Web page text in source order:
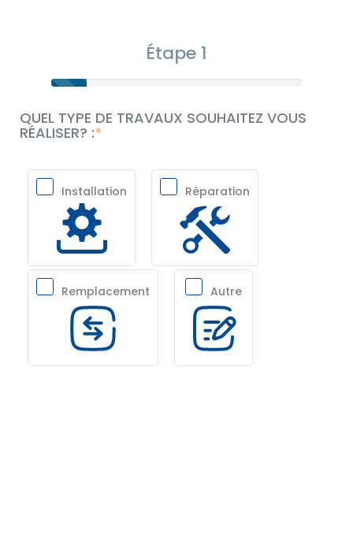
Étape 1
QUEL TYPE DE TRAVAUX SOUHAITEZ VOUS
RÉALISER? :
Installation Réparation
Remplacement Autre